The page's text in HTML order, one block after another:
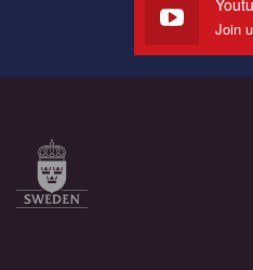
Все, что вам нужно сделать -
по этой ссылке и поставить
Join